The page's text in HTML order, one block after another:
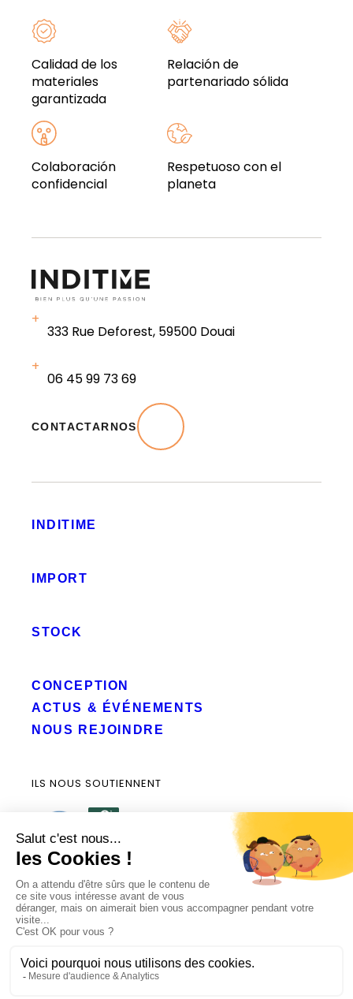
Calidad de los
materiales
garantizada
Relación de
partenariado sólida
Colaboración
confidencial
Respetuoso con el
planeta
333 Rue Deforest, 59500 Douai
06 45 99 73 69
CONTACTARNOS
INDITIME
IMPORT
STOCK
CONCEPTION
ACTUS & ÉVÉNEMENTS
NOUS REJOINDRE
ILS NOUS SOUTIENNENT
© Tous droits réservés - 2026 Mentions légales RGPD
Plan du site